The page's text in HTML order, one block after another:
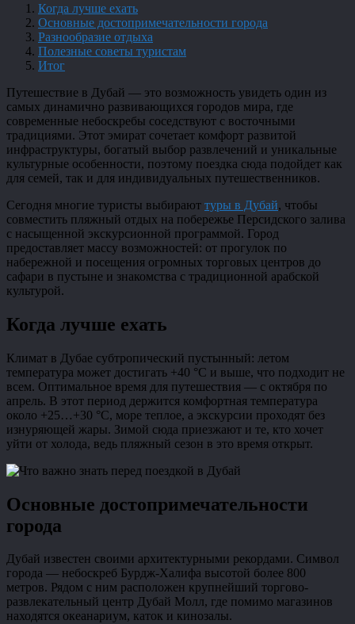
Когда лучше ехать
Основные достопримечательности города
Разнообразие отдыха
Полезные советы туристам
Итог
Путешествие в Дубай — это возможность увидеть один из
самых динамично развивающихся городов мира, где
современные небоскребы соседствуют с восточными
традициями. Этот эмират сочетает комфорт развитой
инфраструктуры, богатый выбор развлечений и уникальные
культурные особенности, поэтому поездка сюда подойдет как
для семей, так и для индивидуальных путешественников.
Сегодня многие туристы выбирают туры в Дубай, чтобы
совместить пляжный отдых на побережье Персидского залива
с насыщенной экскурсионной программой. Город
предоставляет массу возможностей: от прогулок по
набережной и посещения огромных торговых центров до
сафари в пустыне и знакомства с традиционной арабской
культурой.
Когда лучше ехать
Климат в Дубае субтропический пустынный: летом
температура может достигать +40 °C и выше, что подходит не
всем. Оптимальное время для путешествия — с октября по
апрель. В этот период держится комфортная температура
около +25…+30 °C, море теплое, а экскурсии проходят без
изнуряющей жары. Зимой сюда приезжают и те, кто хочет
уйти от холода, ведь пляжный сезон в это время открыт.
Основные достопримечательности
города
Дубай известен своими архитектурными рекордами. Символ
города — небоскреб Бурдж-Халифа высотой более 800
метров. Рядом с ним расположен крупнейший торгово-
развлекательный центр Дубай Молл, где помимо магазинов
находятся океанариум, каток и кинозалы.